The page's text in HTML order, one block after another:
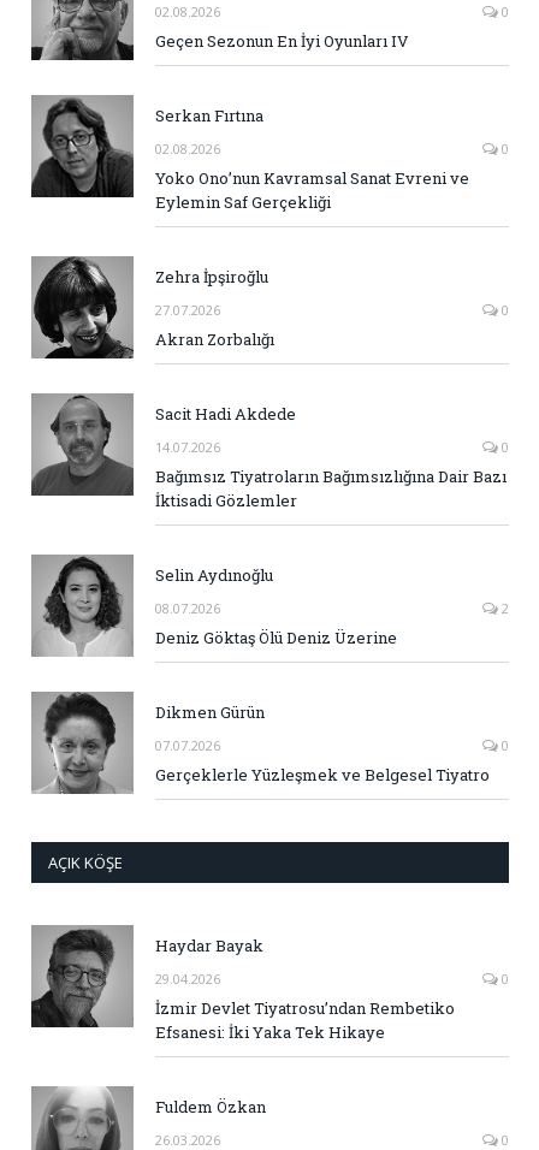
02.08.2026 0
Geçen Sezonun En İyi Oyunları IV
Serkan Fırtına
02.08.2026 0
Yoko Ono’nun Kavramsal Sanat Evreni ve
Eylemin Saf Gerçekliği
Zehra İpşiroğlu
27.07.2026 0
Akran Zorbalığı
Sacit Hadi Akdede
14.07.2026 0
Bağımsız Tiyatroların Bağımsızlığına Dair Bazı
İktisadi Gözlemler
Selin Aydınoğlu
08.07.2026 2
Deniz Göktaş Ölü Deniz Üzerine
Dikmen Gürün
07.07.2026 0
Gerçeklerle Yüzleşmek ve Belgesel Tiyatro
AÇIK KÖŞE
Haydar Bayak
29.04.2026 0
İzmir Devlet Tiyatrosu’ndan Rembetiko
Efsanesi: İki Yaka Tek Hikaye
Fuldem Özkan
26.03.2026 0